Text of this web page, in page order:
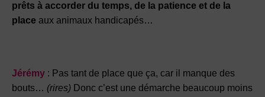
prêts à accorder du temps, de la patience et de la
place aux animaux handicapés…
Jérémy : Pas tant de place que ça, car il manque des
bouts… (rires) Donc c’est une démarche beaucoup moins